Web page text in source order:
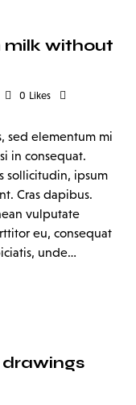
milk without
0 Likes
sed elementum mi
in consequat.
sollicitudin, ipsum
Cras dapibus.
vulputate
eu, consequat
unde…